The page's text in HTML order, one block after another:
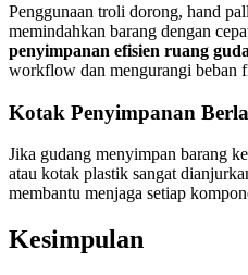
Penggunaan troli dorong, hand
memindahkan barang dengan
penyimpanan efisien ruang
workflow dan mengurangi beban
Kotak Penyimpanan
Jika gudang menyimpan barang
atau kotak plastik sangat
membantu menjaga setiap
Kesimpulan